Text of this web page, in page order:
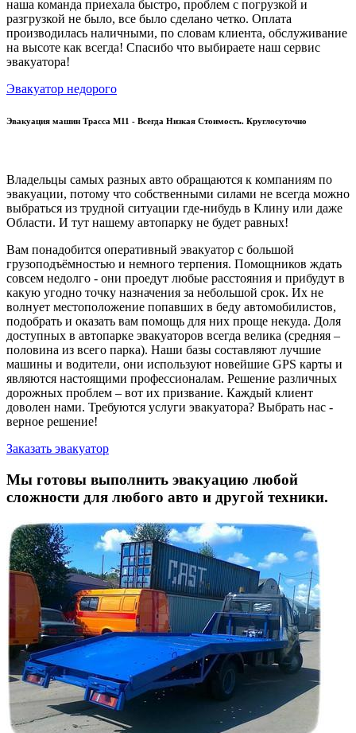
наша команда приехала быстро, проблем с погрузкой и
разгрузкой не было, все было сделано четко. Оплата
производилась наличными, по словам клиента, обслуживание
на высоте как всегда! Спасибо что выбираете наш сервис
эвакуатора!
Эвакуатор недорого
Эвакуация машин Трасса М11 - Всегда Низкая Стоимость. Круглосуточно
Владельцы самых разных авто обращаются к компаниям по
эвакуации, потому что собственными силами не всегда можно
выбраться из трудной ситуации где-нибудь в Клину или даже
Области. И тут нашему автопарку не будет равных!
Вам понадобится оперативный эвакуатор с большой
грузоподъёмностью и немного терпения. Помощников ждать
совсем недолго - они проедут любые расстояния и прибудут в
какую угодно точку назначения за небольшой срок. Их не
волнует местоположение попавших в беду автомобилистов,
подобрать и оказать вам помощь для них проще некуда. Доля
доступных в автопарке эвакуаторов всегда велика (средняя –
половина из всего парка). Наши базы составляют лучшие
машины и водители, они используют новейшие GPS карты и
являются настоящими профессионалам. Решение различных
дорожных проблем – вот их призвание. Каждый клиент
доволен нами. Требуются услуги эвакуатора? Выбрать нас -
верное решение!
Заказать эвакуатор
Мы готовы выполнить эвакуацию любой
сложности для любого авто и другой техники.